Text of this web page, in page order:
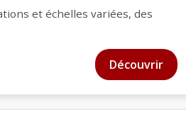
et échelles variées, des
Découvrir